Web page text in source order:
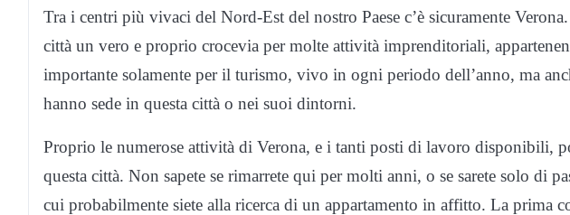
Tra i centri più vivaci del Nord-Est del nostro Paese c’è sicuramente
città un vero e proprio crocevia per molte attività imprenditoriali,
importante solamente per il turismo, vivo in ogni periodo dell’anno, ma
hanno sede in questa città o nei suoi dintorni.
Proprio le numerose attività di Verona, e i tanti posti di lavoro disponibili,
questa città. Non sapete se rimarrete qui per molti anni, o se sarete solo di
cui probabilmente siete alla ricerca di un appartamento in affitto. La prima